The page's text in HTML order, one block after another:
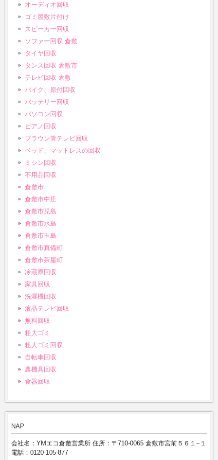
オーディオ回収
ゴミ屋敷片付け
スピーカー回収
ソファー回収 倉敷
タイヤ回収
タンス回収 倉敷市
テレビ回収 倉敷
バイク、原付回収
バッテリー回収
パソコン回収
ピアノ回収
ブラウン管テレビ回収
ベッド、マットレスの回収
ミシン回収
不用品回収
倉敷市
倉敷市中庄
倉敷市児島
倉敷市水島
倉敷市玉島
倉敷市真備町
倉敷市茶屋町
冷蔵庫回収
家具回収
洗濯機回収
液晶テレビ回収
無料回収
粗大ゴミ
粗大ゴミ回収
自転車回収
農機具回収
食器回収
NAP
会社名：YMエコ倉敷営業所 住所：〒710-0065 倉敷市宮前５６１−１
電話：0120-105-877